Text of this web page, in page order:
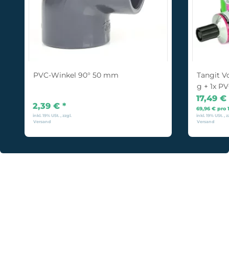
PVC-Winkel 90° 50 mm
2,39 € *
inkl. 19% USt. , zzgl.
Versand
Tangit
g + 1x
17,49 €
69,96 € pro
inkl. 19% USt. ,
Versand